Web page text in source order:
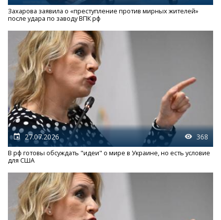
Захарова заявила о «преступление против мирных жителей»
после удара по заводу ВПК рф
27.07.2026 368
В рф готовы обсуждать "идеи" о мире в Украине, но есть условие
для США